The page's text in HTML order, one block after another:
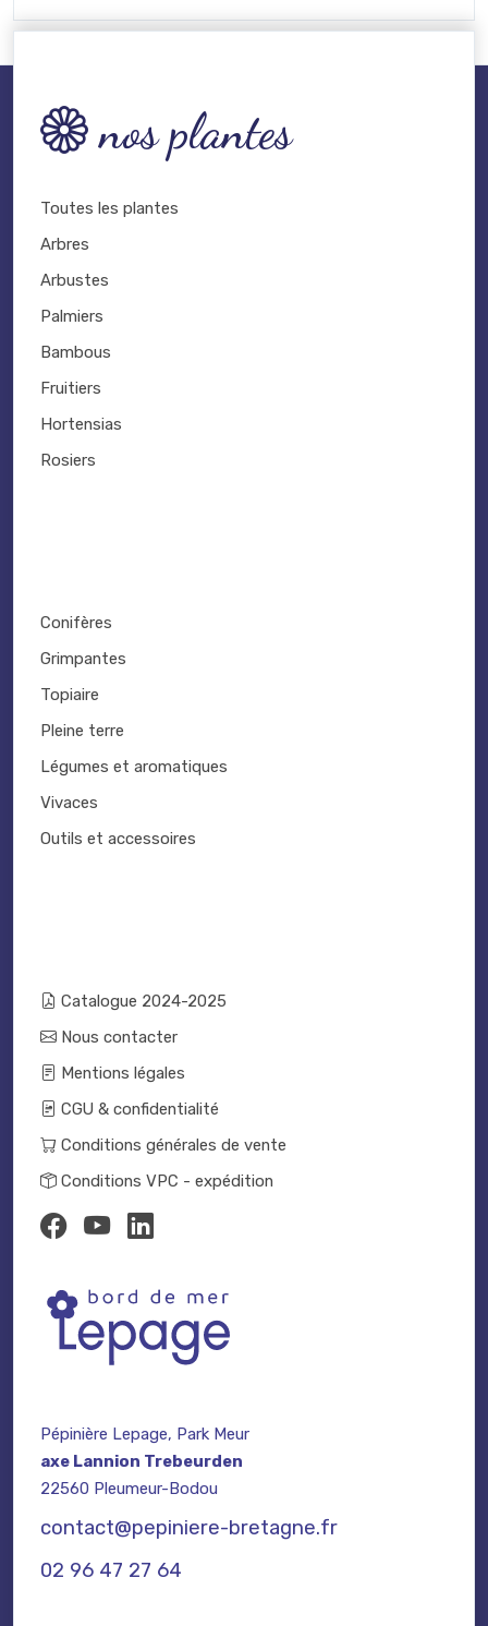
nos plantes
Toutes les plantes
Arbres
Arbustes
Palmiers
Bambous
Fruitiers
Hortensias
Rosiers
Conifères
Grimpantes
Topiaire
Pleine terre
Légumes et aromatiques
Vivaces
Outils et accessoires
Catalogue 2024-2025
Nous contacter
Mentions légales
CGU & confidentialité
Conditions générales de vente
Conditions VPC - expédition
Pépinière Lepage, Park Meur
axe Lannion Trebeurden
22560 Pleumeur-Bodou
contact@pepiniere-bretagne.fr
02 96 47 27 64